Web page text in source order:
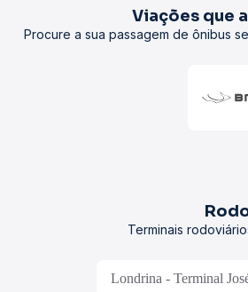
Viações que
Procure a sua passagem de ônibus
Terminais
Londrina - Terminal